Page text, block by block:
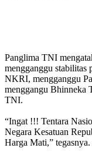
Panglima TNI
mengganggu stabilitas
NKRI, mengganggu
menggangu Bhinneka
TNI.
“Ingat !!! Tentara
Negara Kesatuan
Harga Mati,” tegasnya.